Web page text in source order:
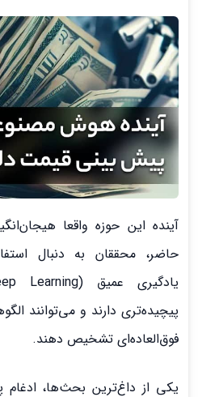
آینده این حوزه واقعا
حاضر، محققان به دنبال
پیچیده‌تری دارند و می‌توانند
فوق‌العاده‌ای تشخیص دهند.
یکی از داغ‌ترین بحث‌ها، ادغام